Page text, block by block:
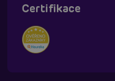
Certifikace